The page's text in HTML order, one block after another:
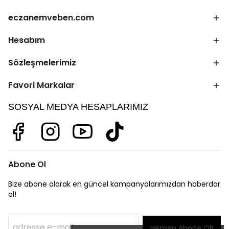
eczanemveben.com
Hesabım
Sözleşmelerimiz
Favori Markalar
SOSYAL MEDYA HESAPLARIMIZ
Abone Ol
Bize abone olarak en güncel kampanyalarımızdan haberdar
ol!